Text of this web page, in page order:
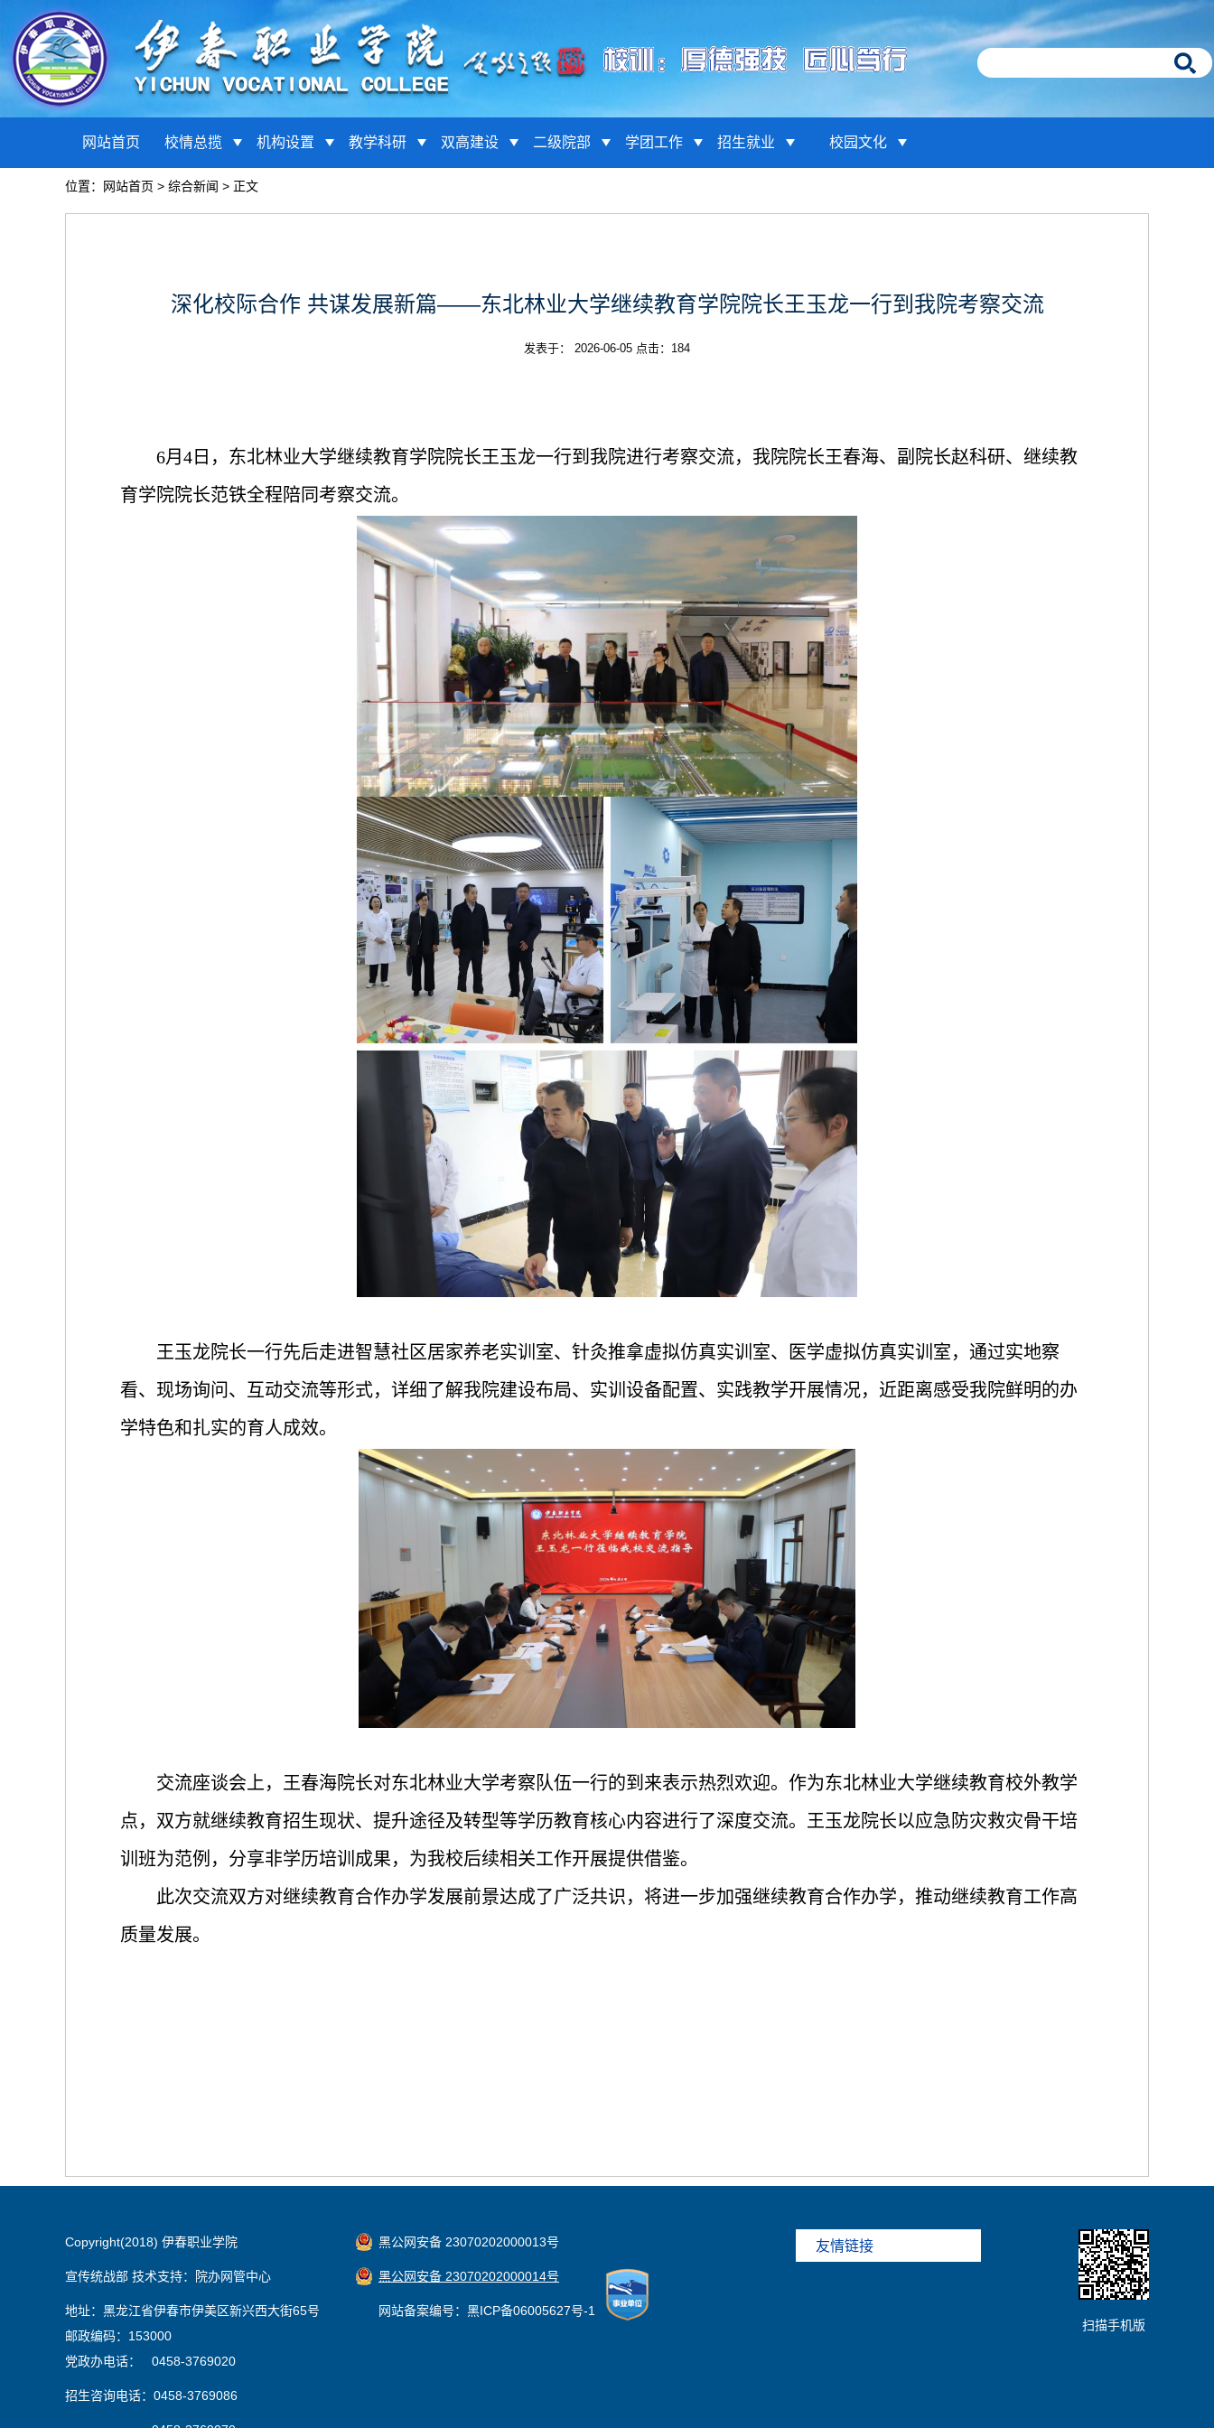
网站首页 校情总揽 机构设置 教学科研 双高建设 二级院部 学团工作 招生就业 校园文化
位置： 网站首页 > 综合新闻 > 正文
深化校际合作 共谋发展新篇——东北林业大学继续教育学院院长王玉龙一行到我院考察交流
发表于： 2026-06-05 点击： 184
6月4日，东北林业大学继续教育学院院长王玉龙一行到我院进行考察交流，我院院长王春海、副院长赵科研、继续教
育学院院长范铁全程陪同考察交流。
王玉龙院长一行先后走进智慧社区居家养老实训室、针灸推拿虚拟仿真实训室、医学虚拟仿真实训室，通过实地察
看、 现场询问、 互动交流等形式，详细了解我院建设布局、实训设备配置、实践教学开展情况，近距离感受我院鲜明的办
学特色和扎实的育人成效。
交流座谈会上，王春海院长对东北林业大学考察队伍一行的到来表示热烈欢迎。作为东北林业大学继续教育校外教学
点，双方就继续教育招生现状、提升途径及转型等学历教育核心内容进行了深度交流。王玉龙院长以应急防灾救灾骨干培
训班为范例，分享非学历培训成果，为我校后续相关工作开展提供借鉴。
此次交流双方对继续教育合作办学发展前景达成了广泛共识 ， 将进一步加强继续教育合作办学，推动继续教育工作高
质量发展。
Copyright(2018) 伊春职业学院
宣传统战部 技术支持：院办网管中心
地址：黑龙江省伊春市伊美区新兴西大街65号
邮政编码：153000
党政办电话： 0458-3769020
招生咨询电话：0458-3769086
黑公网安备 23070202000013号
黑公网安备 23070202000014号
网站备案编号：黑ICP备06005627号-1
友情链接
扫描手机版